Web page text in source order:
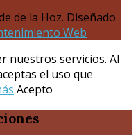
de la Hoz. Diseñado
Web
nuestros servicios. Al
el uso que
Acepto